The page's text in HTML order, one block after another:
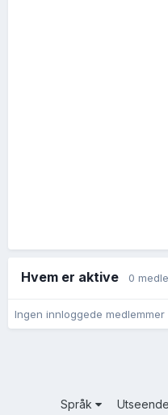
Hvem er aktive 0
Ingen innloggede medlemmer
Språk Utseende